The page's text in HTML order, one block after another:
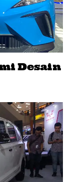
Desain